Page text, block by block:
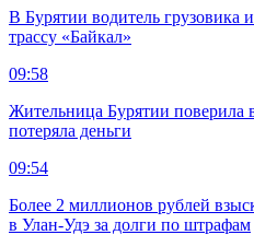
В Бурятии водитель грузовика
трассу «Байкал»
09:58
Жительница Бурятии поверила
потеряла деньги
09:54
Более 2 миллионов рублей
в Улан-Удэ за долги по штрафам